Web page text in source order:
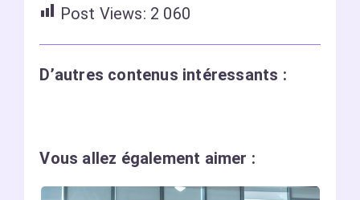
Post Views: 2 060
D’autres contenus intéressants :
Vous allez également aimer :